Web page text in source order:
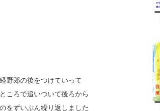
野郎の後をつけていって
ころで追いついて後ろから
をずいぶん繰り返しました